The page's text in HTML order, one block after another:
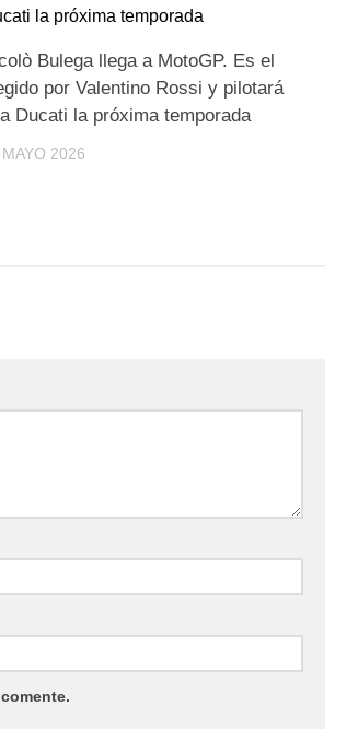
Bulega llega a MotoGP. Es el
por Valentino Rossi y pilotará
Ducati la próxima temporada
2026